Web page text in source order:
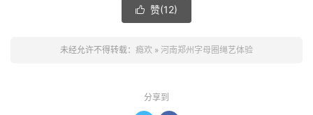
 赞(12)
未经允许不得转载： 瘾欢 » 河南郑州字母圈绳艺体验
分享到